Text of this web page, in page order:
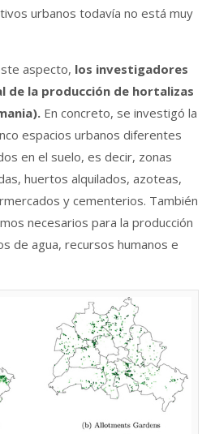
urbanos todavía no está muy
aspecto, los investigadores
de la producción de hortalizas
En concreto, se investigó la
espacios urbanos diferentes
en el suelo, es decir, zonas
huertos alquilados, azoteas,
y cementerios. También
necesarios para la producción
de agua, recursos humanos e